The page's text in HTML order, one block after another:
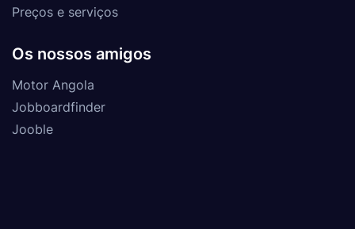
Preços e serviços
Os nossos amigos
Motor Angola
Jobboardfinder
Jooble